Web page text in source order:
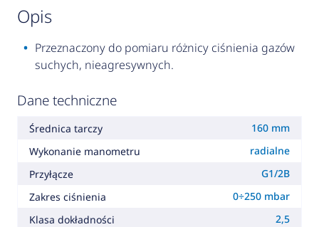
opis
Przeznaczony do pomiaru różnicy ciśnienia gazów
suchych, nieagresywnych.
Dane techniczne
Średnica tarczy
160 mm
Wykonanie manometru
radialne
Przyłącze
G1/2B
Zakres ciśnienia
0÷250 mbar
Klasa dokładności
2,5